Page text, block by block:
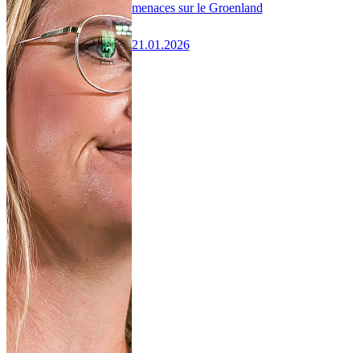
menaces sur le Groenland
21.01.2026